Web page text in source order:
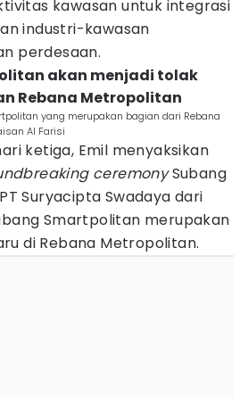
kawasan untuk integrasi
industri-kawasan
perdesaan.
akan menjadi tolak
Rebana Metropolitan
yang merupakan bagian dari Rebana
Al Farisi
ketiga, Emil menyaksikan
ceremonySubang
Suryacipta Swadaya dari
Smartpolitan merupakan
di Rebana Metropolitan.